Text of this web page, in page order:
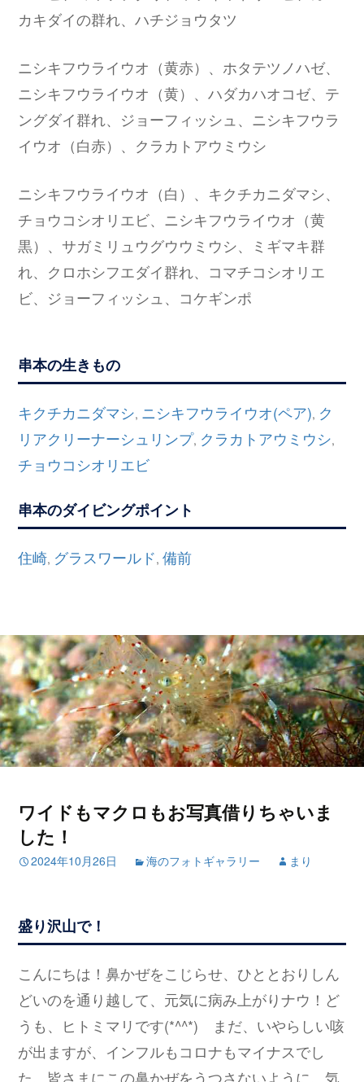
カキダイの群れ、ハチジョウタツ
ニシキフウライウオ（黄赤）、ホタテツノハゼ、
ニシキフウライウオ（黄）、ハダカハオコゼ、テ
ングダイ群れ、ジョーフィッシュ、ニシキフウラ
イウオ（白赤）、クラカトアウミウシ
ニシキフウライウオ（白）、キクチカニダマシ、
チョウコシオリエビ、ニシキフウライウオ（黄
黒）、サガミリュウグウウミウシ、ミギマキ群
れ、クロホシフエダイ群れ、コマチコシオリエ
ビ、ジョーフィッシュ、コケギンポ
串本の生きもの
キクチカニダマシ, ニシキフウライウオ(ペア), ク
リアクリーナーシュリンプ, クラカトアウミウシ,
チョウコシオリエビ
串本のダイビングポイント
住崎, グラスワールド,備前
ワイドもマクロもお写真借りちゃいま
した！
2024年10月26日 海のフォトギャラリー まり
盛り沢山で！
こんにちは！鼻かぜをこじらせ、ひととおりしん
どいのを通り越して、元気に病み上がりナウ！ど
うも、ヒトミマリです(*^^*) まだ、いやらしい咳
が出ますが、インフルもコロナもマイナスでし
た、皆さまにこの鼻かぜをうつさないように、気